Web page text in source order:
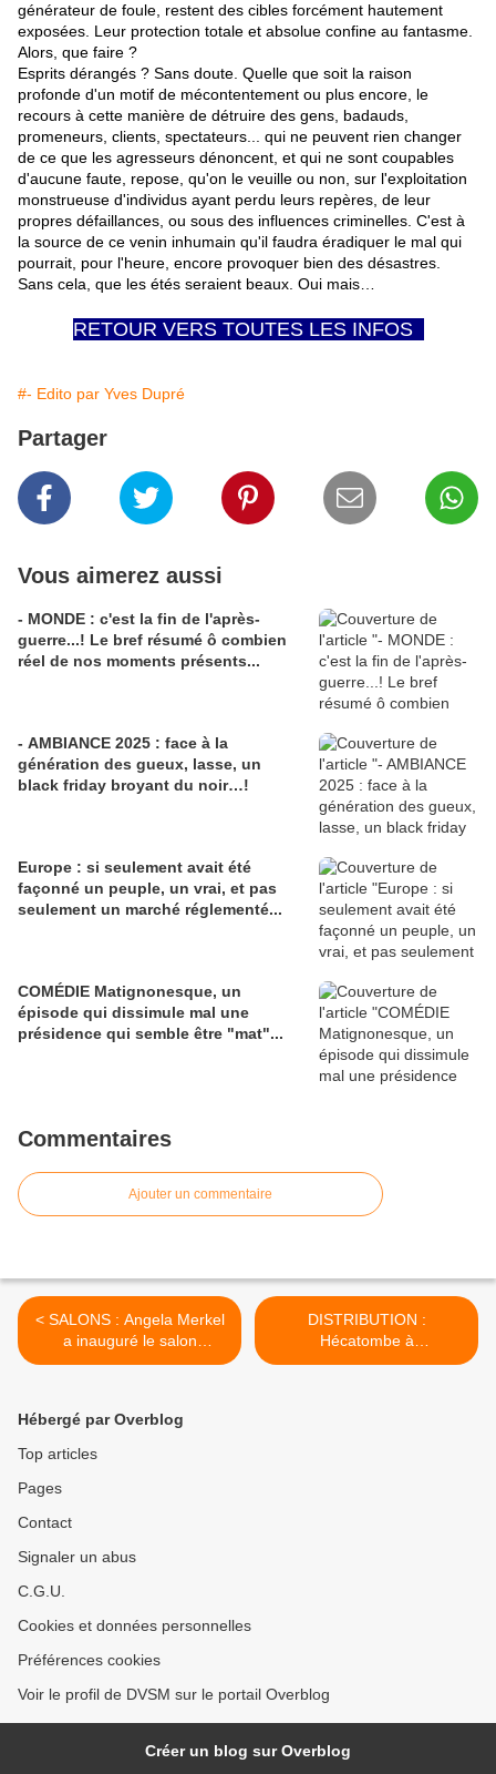
générateur de foule, restent des cibles forcément hautement
exposées. Leur protection totale et absolue confine au fantasme.
Alors, que faire ?
Esprits dérangés ? Sans doute. Quelle que soit la raison
profonde d'un motif de mécontentement ou plus encore, le
recours à cette manière de détruire des gens, badauds,
promeneurs, clients, spectateurs... qui ne peuvent rien changer
de ce que les agresseurs dénoncent, et qui ne sont coupables
d'aucune faute, repose, qu'on le veuille ou non, sur l'exploitation
monstrueuse d'individus ayant perdu leurs repères, de leur
propres défaillances, ou sous des influences criminelles. C'est à
la source de ce venin inhumain qu'il faudra éradiquer le mal qui
pourrait, pour l'heure, encore provoquer bien des désastres.
Sans cela, que les étés seraient beaux. Oui mais…
RETOUR VERS TOUTES LES INFOS
#- Edito par Yves Dupré
Partager
Vous aimerez aussi
- MONDE : c'est la fin de l'après-
guerre...! Le bref résumé ô combien
réel de nos moments présents...
- AMBIANCE 2025 : face à la
génération des gueux, lasse, un
black friday broyant du noir…!
Europe : si seulement avait été
façonné un peuple, un vrai, et pas
seulement un marché réglementé...
COMÉDIE Matignonesque, un
épisode qui dissimule mal une
présidence qui semble être "mat"...
Commentaires
Ajouter un commentaire
< SALONS : Angela Merkel
a inauguré le salon
Gamescom.
DISTRIBUTION :
Hécatombe à
l'américaine… >
Hébergé par Overblog
Top articles
Pages
Contact
Signaler un abus
C.G.U.
Cookies et données personnelles
Préférences cookies
Voir le profil de DVSM sur le portail Overblog
Créer un blog sur Overblog